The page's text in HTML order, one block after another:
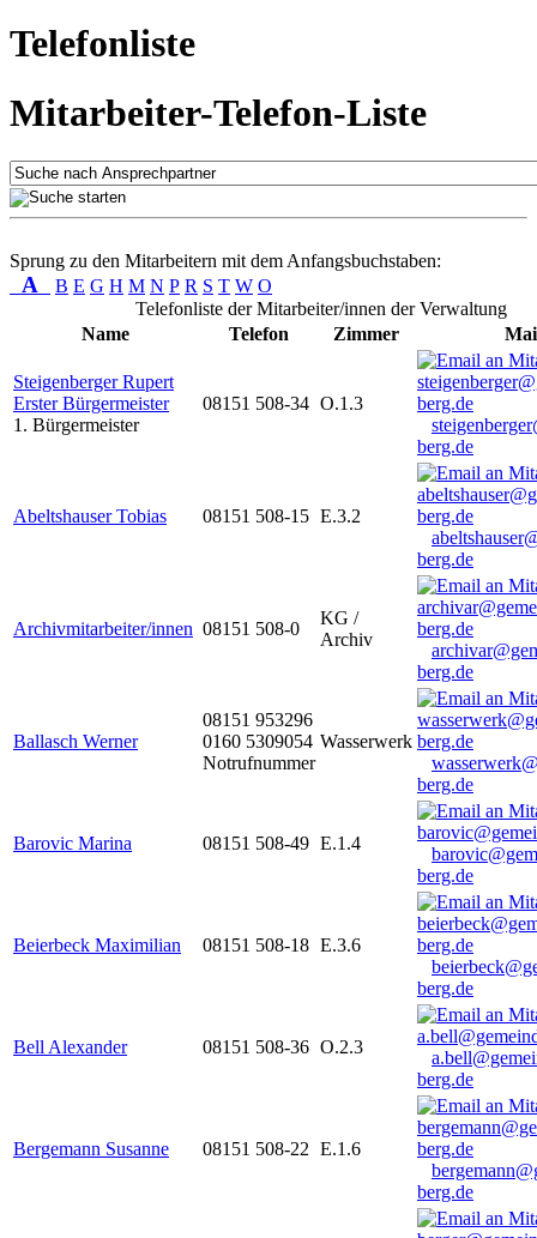
Telefonliste
Mitarbeiter-Telefon-Liste
Sprung zu den Mitarbeitern mit dem Anfangsbuchstaben:
A B E G H M N P R S T W O
Telefonliste der Mitarbeiter/innen der Verwaltung
Name
Telefon Zimmer
Steigenberger Rupert
Erster Bürgermeister
1. Bürgermeister
08151 508-34 O.1.3
berg.de
Abeltshauser Tobias 08151 508-15 E.3.2
berg.de
Archivmitarbeiter/innen 08151 508-0
KG /
Archiv
berg.de
Ballasch Werner
08151 953296
0160 5309054
Notrufnummer
Wasserwerk
berg.de
Barovic Marina 08151 508-49 E.1.4
berg.de
Beierbeck Maximilian 08151 508-18 E.3.6
berg.de
Bell Alexander 08151 508-36 O.2.3
berg.de
Bergemann Susanne 08151 508-22 E.1.6
berg.de